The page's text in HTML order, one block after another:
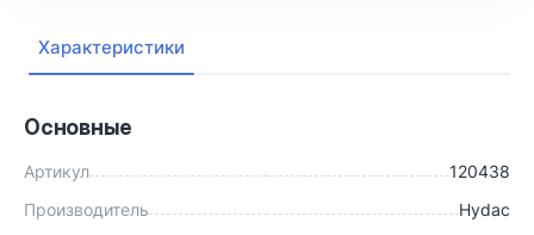
Характеристики
Основные
Артикул
120438
Производитель
Hydac